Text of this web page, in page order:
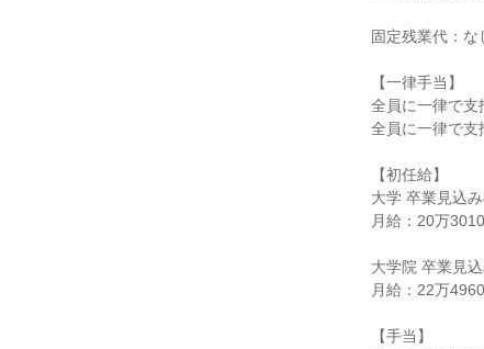
固定残業代：な
【一律手当】
全員に一律で支
全員に一律で支
【初任給】
大学 卒業見込
月給：20万
大学院 卒業見
月給：22万
【手当】